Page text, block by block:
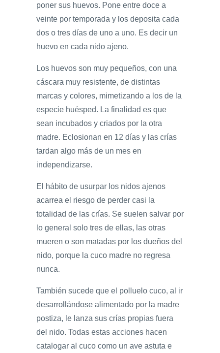
poner sus huevos. Pone entre doce a
veinte por temporada y los deposita cada
dos o tres días de uno a uno. Es decir un
huevo en cada nido ajeno.
Los huevos son muy pequeños, con una
cáscara muy resistente, de distintas
marcas y colores, mimetizando a los de la
especie huésped. La finalidad es que
sean incubados y criados por la otra
madre. Eclosionan en 12 días y las crías
tardan algo más de un mes en
independizarse.
El hábito de usurpar los nidos ajenos
acarrea el riesgo de perder casi la
totalidad de las crías. Se suelen salvar por
lo general solo tres de ellas, las otras
mueren o son matadas por los dueños del
nido, porque la cuco madre no regresa
nunca.
También sucede que el polluelo cuco, al ir
desarrollándose alimentado por la madre
postiza, le lanza sus crías propias fuera
del nido. Todas estas acciones hacen
catalogar al cuco como un ave astuta e